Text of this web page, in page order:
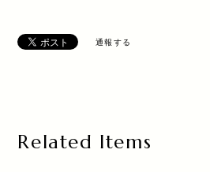
通報する
Related Items